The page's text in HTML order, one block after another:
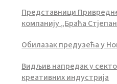
Представници
компанију „Браћа
Обилазак предузећа у
Видљив напредак у
креативних индустрија